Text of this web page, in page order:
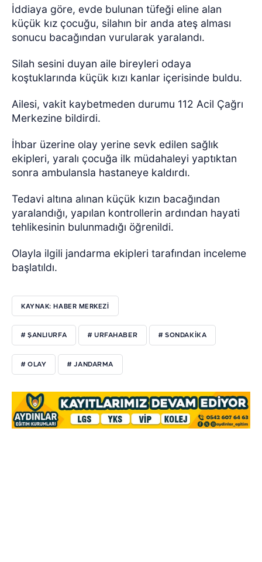
İddiaya göre, evde bulunan tüfeği eline alan
küçük kız çocuğu, silahın bir anda ateş alması
sonucu bacağından vurularak yaralandı.
Silah sesini duyan aile bireyleri odaya
koştuklarında küçük kızı kanlar içerisinde buldu.
Ailesi, vakit kaybetmeden durumu 112 Acil Çağrı
Merkezine bildirdi.
İhbar üzerine olay yerine sevk edilen sağlık
ekipleri, yaralı çocuğa ilk müdahaleyi yaptıktan
sonra ambulansla hastaneye kaldırdı.
Tedavi altına alınan küçük kızın bacağından
yaralandığı, yapılan kontrollerin ardından hayati
tehlikesinin bulunmadığı öğrenildi.
Olayla ilgili jandarma ekipleri tarafından inceleme
başlatıldı.
KAYNAK: HABER MERKEZI
# ŞANLIURFA # URFAHABER # SONDAKİKA
# OLAY # JANDARMA